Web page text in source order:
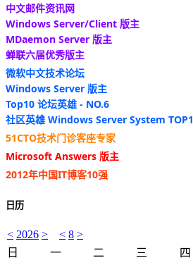
中文邮件资讯网
Windows Server/Client 版主
MDaemon Server 版主
蝉联六届优秀版主
微软中文技术论坛
Windows Server 版主
Top10 论坛英雄 - NO.6
社区英雄 Windows Server System TOP1
51CTO技术门诊客座专家
Microsoft Answers 版主
2012年中国IT博客10强
日历
< 2026 > < 8 >
日
一 二 三 四